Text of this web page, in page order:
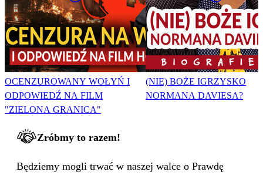
OCENZUROWANY WOŁYŃ I
ODPOWIEDŹ NA FILM
"ZIELONA GRANICA"
(NIE) BOŻE IGRZYSKO
NORMANA DAVIESA?
Zróbmy to razem!
Będziemy mogli trwać w naszej walce o Prawdę